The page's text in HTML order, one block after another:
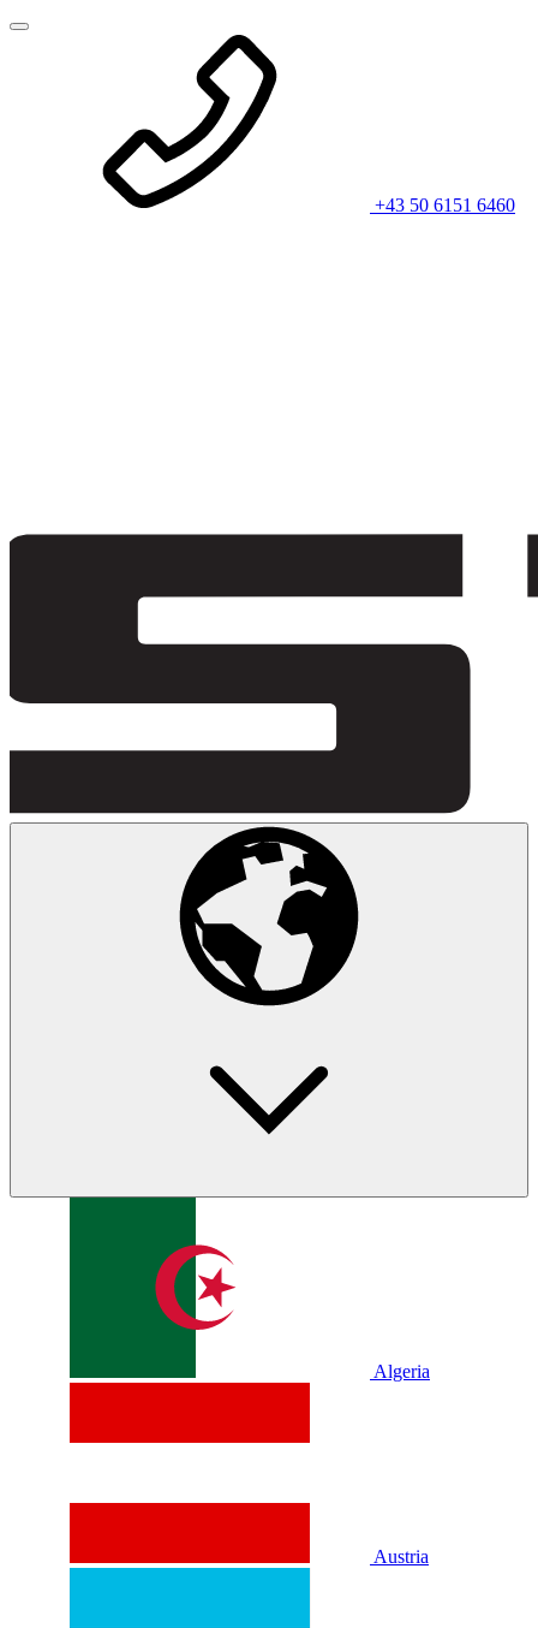
+43 50 6151 6460
Algeria
Austria